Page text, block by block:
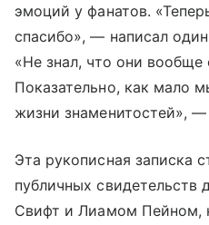
эмоций у фанатов.
спасибо», — написал
«Не знал, что они вообще
Показательно, как мало
жизни знаменитостей»,
Эта рукописная записка
публичных
Свифт и Лиамом Пейном,